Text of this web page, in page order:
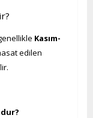
Kasım-
edilen